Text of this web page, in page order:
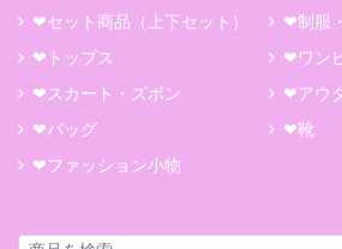
❤セット商品（上下セット）
❤制服
❤トップス
❤ワン
❤スカート・ズボン
❤アウ
❤バッグ
❤靴
❤ファッション小物